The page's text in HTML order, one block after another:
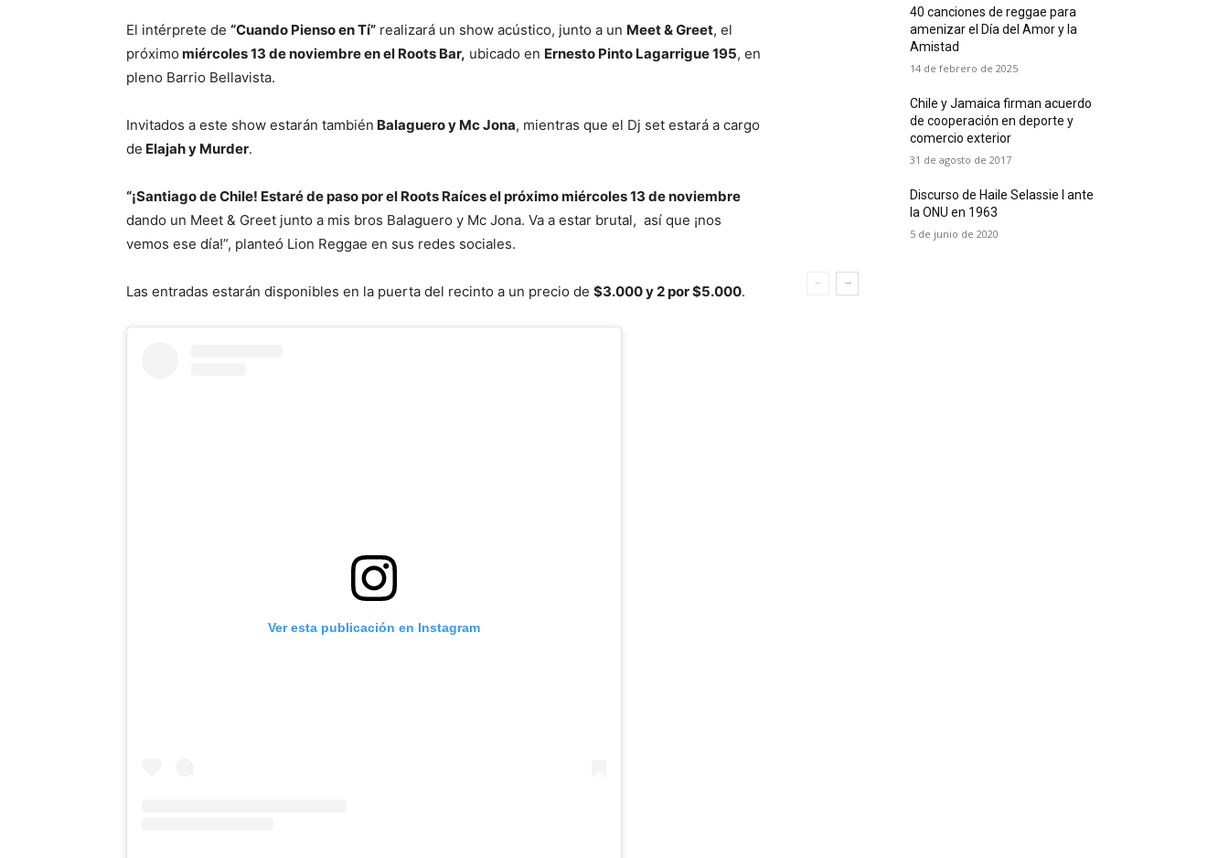
El intérprete de “Cuando Pienso en Tí” realizará un show acústico, junto a un Meet & Greet, el
próximo miércoles 13 de noviembre en el Roots Bar, ubicado en Ernesto Pinto Lagarrigue 195, en
pleno Barrio Bellavista.
Invitados a este show estarán también Balaguero y Mc Jona, mientras que el Dj set estará a cargo
de Elajah y Murder.
“¡Santiago de Chile! Estaré de paso por el Roots Raíces el próximo miércoles 13 de noviembre
dando un Meet & Greet junto a mis bros Balaguero y Mc Jona. Va a estar brutal, así que ¡nos
vemos ese día!”, planteó Lion Reggae en sus redes sociales.
Las entradas estarán disponibles en la puerta del recinto a un precio de $3.000 y 2 por $5.000.
Ver esta publicación en Instagram
40 canciones de reggae para
amenizar el Día del Amor y la
Amistad
14 de febrero de 2025
Chile y Jamaica firman acuerdo
de cooperación en deporte y
comercio exterior
31 de agosto de 2017
Discurso de Haile Selassie I ante
la ONU en 1963
5 de junio de 2020